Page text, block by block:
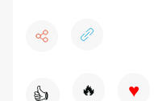
👍 🔥 ♥